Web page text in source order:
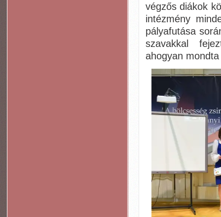
végzős diákok
intézmény
pályafutása
szavakkal
ahogyan